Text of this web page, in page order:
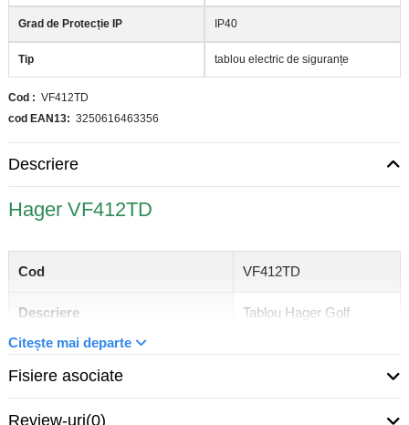
Grad de Protecție IP IP40
Tip tablou electric de siguranțe
Cod
VF412TD
cod EAN13
3250616463356
Descriere
Hager VF412TD
Cod VF412TD
Descriere Tablou Hager Golf
Curent nominal (A) 63 A
Tensiune nominală (V) 400 V
Citește mai departe
Fisiere asociate
Review-uri(0)